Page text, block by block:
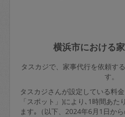
横浜市における
タスカジで、家事代行を依頼す
す。
タスカジさんが設定している料
「スポット」)により､1時間あた
ます｡（以下、2024年6月1日から